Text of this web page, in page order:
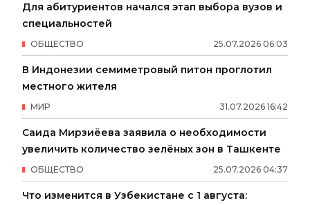
Для абитуриентов начался этап выбора вузов и
специальностей
25.07.2026 06:03
ОБЩЕСТВО
В Индонезии семиметровый питон проглотил
местного жителя
31.07.2026 16:42
МИР
Саида Мирзиёева заявила о необходимости
увеличить количество зелёных зон в Ташкенте
25.07.2026 04:37
ОБЩЕСТВО
Что изменится в Узбекистане с 1 августа: